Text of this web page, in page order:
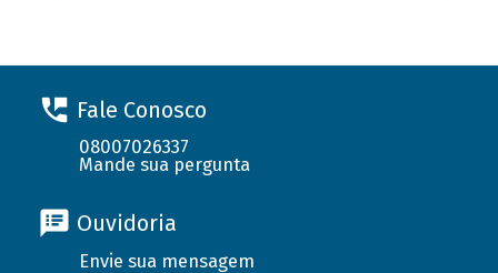
Fale Conosco
08007026337
Mande sua pergunta
Ouvidoria
Envie sua mensagem